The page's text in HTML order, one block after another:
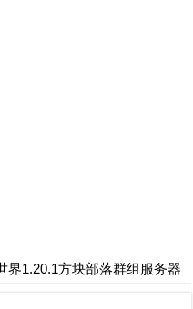
界1.20.1方块部落群组服务器